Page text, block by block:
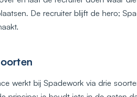
De recruiter blijft de hero;
werkt bij Spadework via drie